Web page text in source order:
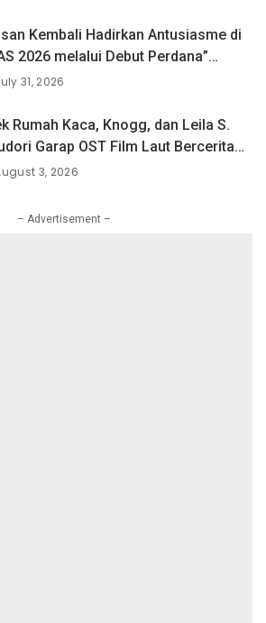
2026.
Kembali Hadirkan Antusiasme di
2026 melalui Debut Perdana”
Z di Indonesia”
31, 2026
Rumah Kaca, Knogg, dan Leila S.
Garap OST Film Laut Bercerita
Matilah Kau Mati
3, 2026
– Advertisement –